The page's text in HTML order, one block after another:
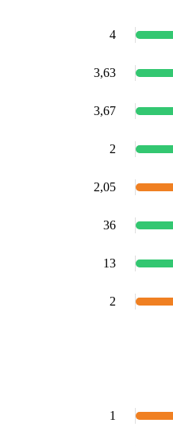
4
3,63
3,67
2
2,05
36
13
2
1